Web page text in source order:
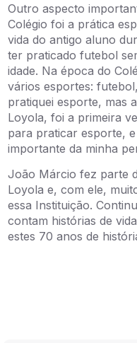
Outro aspecto
Colégio foi a prática
vida do antigo aluno
ter praticado futebol
idade. Na época do
vários esportes:
pratiquei esporte, mas
Loyola, foi a primeira
para praticar esporte,
importante da minha
João Márcio fez parte
Loyola e, com ele,
essa Instituição.
contam histórias de
estes 70 anos de